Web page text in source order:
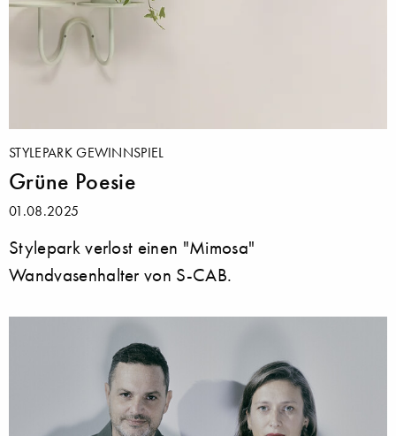
STYLEPARK GEWINNSPIEL
Grüne Poesie
01.08.2025
Stylepark verlost einen "Mimosa"
Wandvasenhalter von S-CAB.